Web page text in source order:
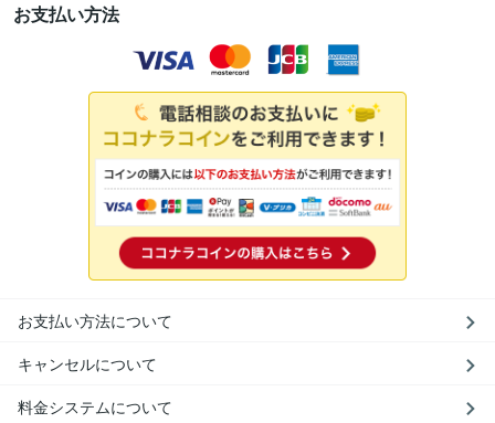
お支払い方法
お支払い方法について
キャンセルについて
料金システムについて